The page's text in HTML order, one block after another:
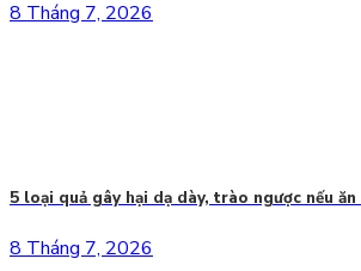
8 Tháng 7, 2026
5 loại quả gây hại dạ dày, trào ngược nếu
8 Tháng 7, 2026